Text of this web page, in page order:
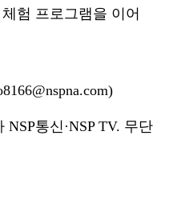
험 프로그램을 이어
통신·NSP TV. 무단